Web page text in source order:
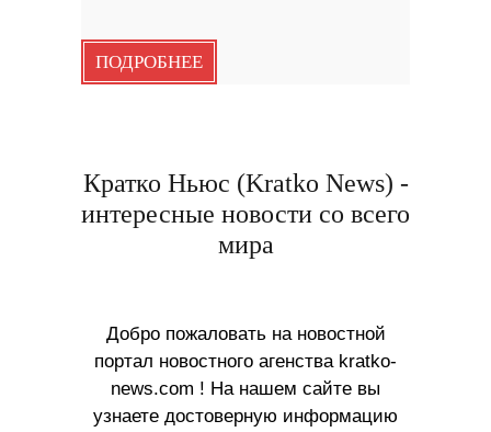
ПОДРОБНЕЕ
Кратко Ньюс (Kratko News) -
интересные новости со всего
мира
Добро пожаловать на новостной
портал новостного агенства kratko-
news.com ! На нашем сайте вы
узнаете достоверную информацию